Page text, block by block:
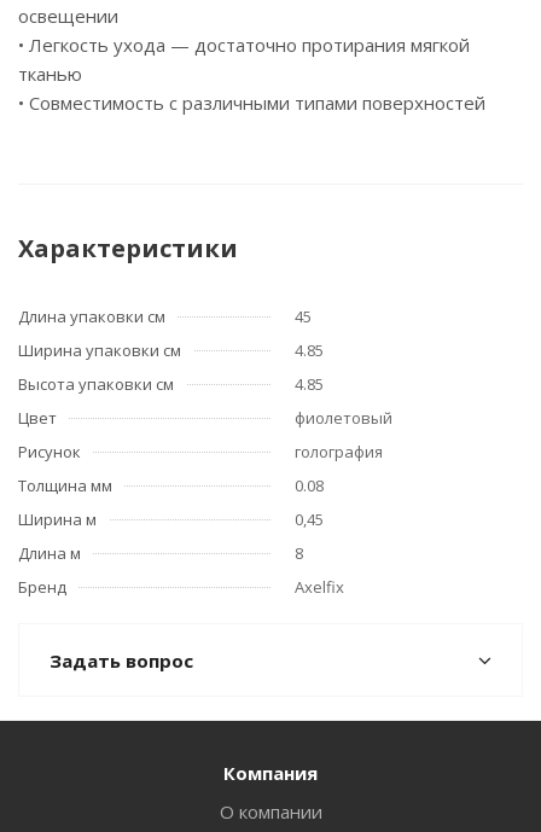
освещении
• Легкость ухода — достаточно протирания мягкой
тканью
• Совместимость с различными типами поверхностей
Характеристики
Длина упаковки см
45
Ширина упаковки см
4.85
Высота упаковки см
4.85
Цвет
фиолетовый
Рисунок
голография
Толщина мм
0.08
Ширина м
0,45
Длина м
8
Бренд
Axelfix
Задать вопрос
Компания
О компании